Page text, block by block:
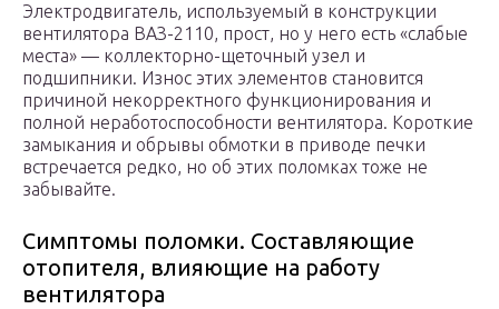
Электродвигатель, используемый в конструкции
вентилятора ВАЗ-2110, прост, но у него есть «слабые
места» — коллекторно-щеточный узел и
подшипники. Износ этих элементов становится
причиной некорректного функционирования и
полной неработоспособности вентилятора. Короткие
замыкания и обрывы обмотки в приводе печки
встречается редко, но об этих поломках тоже не
забывайте.
Симптомы поломки. Составляющие
отопителя, влияющие на работу
вентилятора